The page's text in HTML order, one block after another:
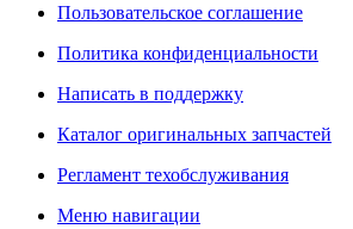
Пользовательское соглашение
Политика конфиденциальности
Написать в поддержку
Каталог оригинальных запчастей
Регламент техобслуживания
Меню навигации